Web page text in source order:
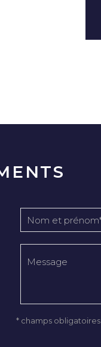
* champs obligatoires